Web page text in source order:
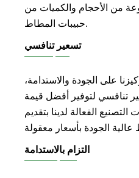
من الأحجام والكميات من
حبيبات المطاط.
تسعير تنافسي
على الجودة والاستدامة،
تنافسي لتوفير أفضل قيمة
التصنيع الفعالة لدينا بتقديم
التزام بالاستدامة